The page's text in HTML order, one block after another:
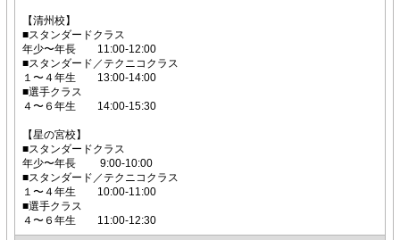
【清州校】
■スタンダードクラス
年少〜年長 11:00-12:00
■スタンダード／テクニコクラス
１〜４年生 13:00-14:00
■選手クラス
４〜６年生 14:00-15:30
【星の宮校】
■スタンダードクラス
年少〜年長 9:00-10:00
■スタンダード／テクニコクラス
１〜４年生 10:00-11:00
■選手クラス
４〜６年生 11:00-12:30